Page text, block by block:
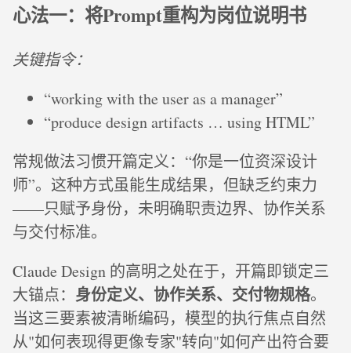
心法一：将Prompt重构为岗位说明书
关键指令：
“working with the user as a manager”
“produce design artifacts … using HTML”
常规做法习惯开篇定义：“你是一位资深设计
师”。这种方式虽能生成结果，但缺乏约束力
——只赋予身份，未明确职责边界、协作关系
与交付标准。
Claude Design 的高明之处在于，开篇即锁定三
大锚点： 身份定义、协作关系、交付物规格。
当这三要素被清晰编码，模型的执行焦点自然
从"如何表现得更像专家"转向"如何产出符合要